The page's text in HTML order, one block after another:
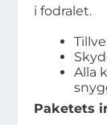
i fodralet.
Alla
Paketets